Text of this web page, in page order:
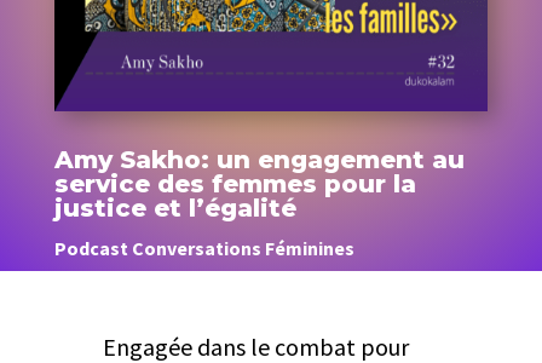
Amy Sakho: un engagement au
service des femmes pour la
justice et l’égalité
Podcast Conversations Féminines
Engagée dans le combat pour